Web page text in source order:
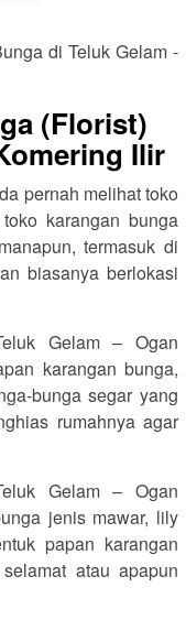
(Florist)
Ilir
pernah melihat toko
karangan bunga
termasuk di
biasanya berlokasi
Gelam – Ogan
karangan bunga,
bunga segar yang
rumahnya agar
Gelam – Ogan
jenis mawar, lily
papan karangan
atau apapun